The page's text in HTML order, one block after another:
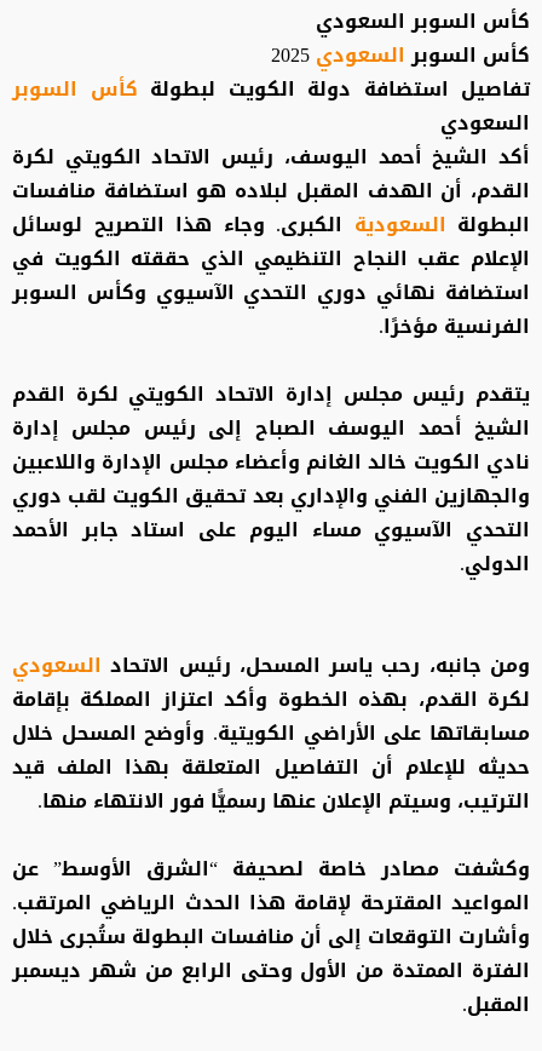
كأس السوبر السعودي
كأس السوبرالسعودي2025
تفاصيل استضافة دولة الكويت لبطولة كأس السوبر
السعودي
أكد الشيخ أحمد اليوسف، رئيس الاتحاد الكويتي لكرة
القدم، أن الهدف المقبل لبلاده هو استضافة منافسات
البطولة السعودية الكبرى. وجاء هذا التصريح لوسائل
الإعلام عقب النجاح التنظيمي الذي حققته الكويت في
استضافة نهائي دوري التحدي الآسيوي وكأس السوبر
الفرنسية مؤخرًا.
يتقدم رئيس مجلس إدارة الاتحاد الكويتي لكرة القدم
الشيخ أحمد اليوسف الصباح إلى رئيس مجلس إدارة
نادي الكويت خالد الغانم وأعضاء مجلس الإدارة واللاعبين
والجهازين الفني والإداري بعد تحقيق الكويت لقب دوري
التحدي الآسيوي مساء اليوم على استاد جابر الأحمد
الدولي.
ومن جانبه، رحب ياسر المسحل، رئيس الاتحادالسعودي
لكرة القدم، بهذه الخطوة وأكد اعتزاز المملكة بإقامة
مسابقاتها على الأراضي الكويتية. وأوضح المسحل خلال
حديثه للإعلام أن التفاصيل المتعلقة بهذا الملف قيد
الترتيب، وسيتم الإعلان عنها رسميًّا فور الانتهاء منها.
وكشفت مصادر خاصة لصحيفة “الشرق الأوسط” عن
المواعيد المقترحة لإقامة هذا الحدث الرياضي المرتقب.
وأشارت التوقعات إلى أن منافسات البطولة ستُجرى خلال
الفترة الممتدة من الأول وحتى الرابع من شهر ديسمبر
المقبل.